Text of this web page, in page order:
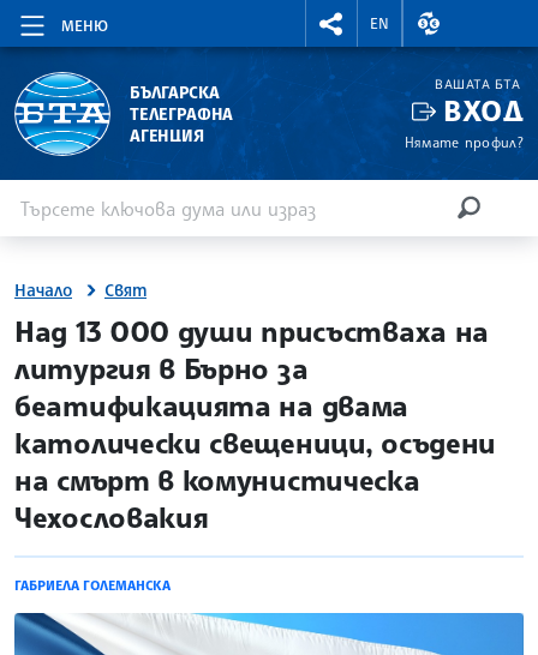
МЕНЮ
RIGHTMENU.SOCIAL
EN
ВАЛУТНИ
БЪЛГАРСКА
ТЕЛЕГРАФНА
АГЕНЦИЯ
ВАШАТА БТА
ВХОД
Нямате профил?
Начало Свят
site.bta
Над 13 000 души присъстваха на
литургия в Бърно за
беатификацията на двама
католически свещеници, осъдени
на смърт в комунистическа
Чехословакия
ГАБРИЕЛА ГОЛЕМАНСКА